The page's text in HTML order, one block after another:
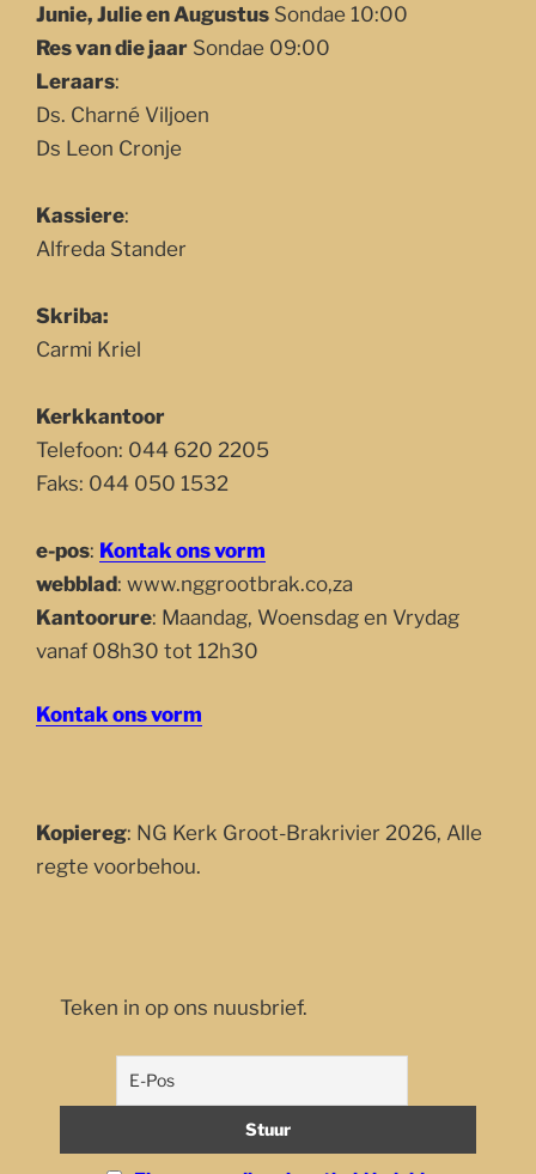
Junie, Julie en Augustus Sondae 10:00
Res van die jaar Sondae 09:00
Leraars:
Ds. Charné Viljoen
Ds Leon Cronje
Kassiere:
Alfreda Stander
Skriba:
Carmi Kriel
Kerkkantoor
Telefoon: 044 620 2205
Faks: 044 050 1532
e-pos: Kontak ons vorm
webblad: www.nggrootbrak.co,za
Kantoorure: Maandag, Woensdag en Vrydag
vanaf 08h30 tot 12h30
Kontak ons vorm
Kopiereg: NG Kerk Groot-Brakrivier 2026, Alle
regte voorbehou.
Teken in op ons nuusbrief.